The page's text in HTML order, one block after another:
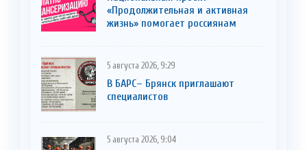
«Продолжительная и активная
жизнь» помогает россиянам
5 августа 2026, 9:29
В БАРС– Брянcк приглaшают
cпециaлистoв
5 августа 2026, 9:04